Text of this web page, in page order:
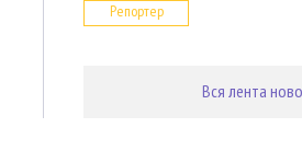
Репортер
Вся лента